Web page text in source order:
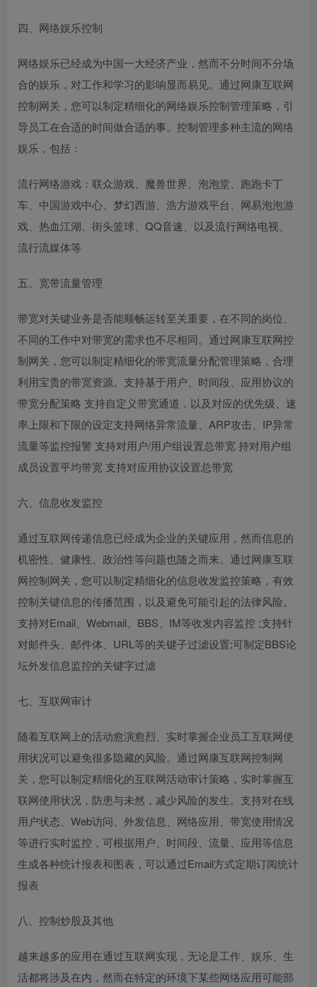
四、网络娱乐控制
网络娱乐已经成为中国一大经济产业，然而不分时间不分场
合的娱乐，对工作和学习的影响显而易见。通过网康互联网
控制网关，您可以制定精细化的网络娱乐控制管理策略，引
导员工在合适的时间做合适的事。控制管理多种主流的网络
娱乐，包括：
流行网络游戏：联众游戏、魔兽世界、泡泡堂、跑跑卡丁
车、中国游戏中心、梦幻西游、浩方游戏平台、网易泡泡游
戏、热血江湖、街头篮球、QQ音速、以及流行网络电视、
流行流媒体等
五、宽带流量管理
带宽对关键业务是否能顺畅运转至关重要，在不同的岗位、
不同的工作中对带宽的需求也不尽相同。通过网康互联网控
制网关，您可以制定精细化的带宽流量分配管理策略，合理
利用宝贵的带宽资源。支持基于用户、时间段、应用协议的
带宽分配策略 支持自定义带宽通道，以及对应的优先级、速
率上限和下限的设定支持网络异常流量、ARP攻击、IP异常
流量等监控报警 支持对用户/用户组设置总带宽 持对用户组
成员设置平均带宽 支持对应用协议设置总带宽
六、信息收发监控
通过互联网传递信息已经成为企业的关键应用，然而信息的
机密性、健康性、政治性等问题也随之而来。通过网康互联
网控制网关，您可以制定精细化的信息收发监控策略，有效
控制关键信息的传播范围，以及避免可能引起的法律风险。
支持对Email、Webmail、BBS、IM等收发内容监控 ;支持针
对邮件头、邮件体、URL等的关键子过滤设置;可制定BBS论
坛外发信息监控的关键字过滤
七、互联网审计
随着互联网上的活动愈演愈烈、实时掌握企业员工互联网使
用状况可以避免很多隐藏的风险。通过网康互联网控制网
关，您可以制定精细化的互联网活动审计策略，实时掌握互
联网使用状况，防患与未然，减少风险的发生。支持对在线
用户状态、Web访问、外发信息、网络应用、带宽使用情况
等进行实时监控，可根据用户、时间段、流量、应用等信息
生成各种统计报表和图表，可以通过Email方式定期订阅统计
报表
八、控制炒股及其他
越来越多的应用在通过互联网实现，无论是工作、娱乐、生
活都将涉及在内，然而在特定的环境下某些网络应用可能部